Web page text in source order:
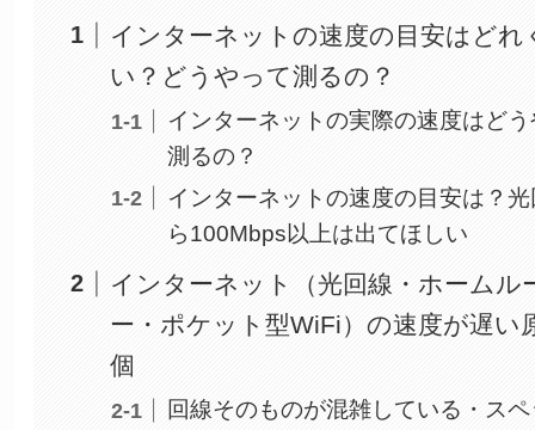
インターネットの速度の目安はどれ
い？どうやって測るの？
インターネットの実際の速度はど
測るの？
インターネットの速度の目安は？
ら100Mbps以上は出てほしい
インターネット（光回線・ホームル
ー・ポケット型WiFi）の速度が遅い
個
回線そのものが混雑している・ス